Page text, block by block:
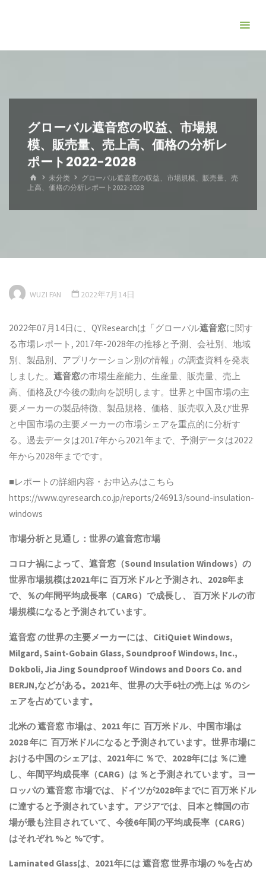
グローバル遮音窓の収益、市場規
模、販売量、売上高、価格の分析レ
ポート2022-2028
ホ
ー
未分类
グローバル遮音窓の収益、市場規模、販売量、売
上高、価格の分析レポート2022-2028
WUZI FAN 2022年7月14日
2022年07月14日に、QYResearchは「グローバル遮音窓に関す
る市場レポート, 2017年-2028年の推移と予測、会社別、地域
別、製品別、アプリケーション別の情報」の調査資料を発表
しました。遮音窓の市場生産能力、生産量、販売量、売上
高、価格及び今後の動向を説明します。世界と中国市場の主
要メーカーの製品特徴、製品規格、価格、販売収入及び世界
と中国市場の主要メーカーの市場シェアを重点的に分析す
る。過去データは2017年から2021年まで、予測データは2022
年から2028年までです。
■レポートの詳細内容・お申込みはこちら
https://www.qyresearch.co.jp/reports/246913/sound-insulation-
windows
市場分析と見通し：世界の遮音窓市場
コロナ禍によって、遮音窓（Sound Insulation Windows）の
世界市場規模は2021年に 百万米ドルと予測され、2028年ま
で、％の年間平均成長率（CARG）で成長し、 百万米ドルの市
場規模になると予測されています。
遮音窓 の世界の主要メーカーには、CitiQuiet Windows,
Milgard, Saint-Gobain Glass, Soundproof Windows, Inc.,
Dokboli, Jia Jing Soundproof Windows and Doors Co. and
BERJN,などがある。2021年、世界の大手6社の売上は ％のシ
ェアを占めています。
北米の 遮音窓 市場は、2021 年に 百万米ドル、中国市場は
2028 年に 百万米ドルになると予測されています。世界市場に
おける中国のシェアは、2021年に ％で、2028年には ％に達
し、年間平均成長率（CARG）は ％と予測されています。ヨー
ロッパの 遮音窓 市場では、ドイツが2028年までに 百万米ドル
に達すると予測されています。アジアでは、日本と韓国の市
場が最も注目されていて、今後6年間の平均成長率（CARG）
はそれぞれ %と %です。
Laminated Glassは、2021年には 遮音窓 世界市場の %を占め